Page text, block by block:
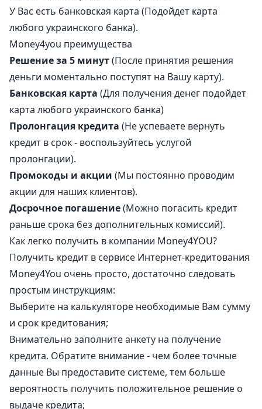
У Вас есть банковская карта (Подойдет карта
любого украинского банка).
Money4you преимущества
Решение за 5 минут(После принятия решения
деньги моментально поступят на Вашу карту).
Банковская карта (Для получения денег подойдет
карта любого украинского банка)
Пролонгация кредита (Не успеваете вернуть
кредит в срок - воспользуйтесь услугой
пролонгации).
Промокоды и акции (Мы постоянно проводим
акции для наших клиентов).
Досрочное погашение(Можно погасить кредит
раньше срока без дополнительных комиссий).
Как легко получить в компании Money4YOU?
Получить кредит в сервисе Интернет-кредитования
Money4You очень просто, достаточно следовать
простым инструкциям:
Выберите на калькуляторе необходимые Вам сумму
и срок кредитования;
Внимательно заполните анкету на получение
кредита. Обратите внимание - чем более точные
данные Вы предоставите системе, тем больше
вероятность получить положительное решение о
выдаче кредита;